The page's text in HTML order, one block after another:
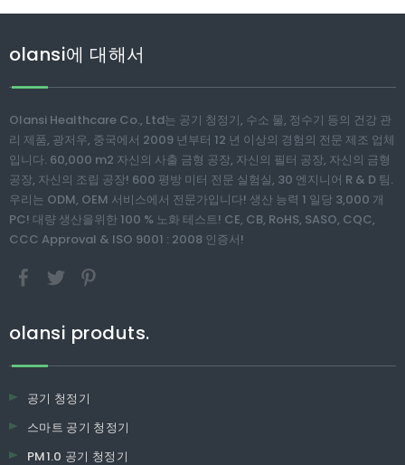
olansi에 대해서
Olansi Healthcare Co., Ltd는 공기 청정기, 수소 물, 정수기 등의 건강 관
리 제품, 광저우, 중국에서 2009 년부터 12 년 이상의 경험의 전문 제조 업체
입니다. 60,000 m2 자신의 사출 금형 공장, 자신의 필터 공장, 자신의 금형
공장, 자신의 조립 공장! 600 평방 미터 전문 실험실, 30 엔지니어 R & D 팀.
우리는 ODM, OEM 서비스에서 전문가입니다! 생산 능력 1 일당 3,000 개
PC! 대량 생산을위한 100 % 노화 테스트! CE, CB, RoHS, SASO, CQC,
CCC Approval & ISO 9001 : 2008 인증서!
olansi produts.
공기 청정기
스마트 공기 청정기
PM1.0 공기 청정기